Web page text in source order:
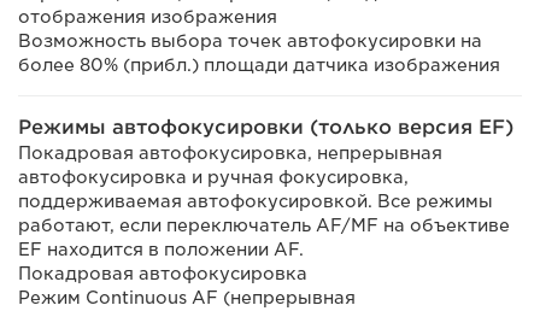
отображения изображения
Возможность выбора точек автофокусировки на
более 80% (прибл.) площади датчика изображения
Режимы автофокусировки (только версия EF)
Покадровая автофокусировка, непрерывная
автофокусировка и ручная фокусировка,
поддерживаемая автофокусировкой. Все режимы
работают, если переключатель AF/MF на объективе
EF находится в положении AF.
Покадровая автофокусировка
Режим Continuous AF (непрерывная